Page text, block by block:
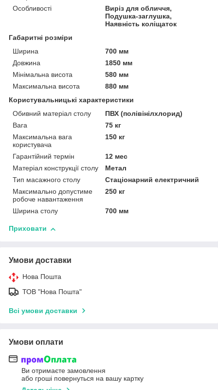
Особливості
Виріз для обличчя,
Подушка-заглушка,
Наявність коліщаток
Габаритні розміри
Ширина
700 мм
Довжина
1850 мм
Мінімальна висота
580 мм
Максимальна висота
880 мм
Користувальницькі характеристики
Обивний матеріал столу
ПВХ (полівінілхлорид)
Вага
75 кг
Максимальна вага
користувача
150 кг
Гарантійний термін
12 мес
Матеріал конструкції столу
Метал
Тип масажного столу
Стаціонарний електричний
Максимально допустиме
робоче навантаження
250 кг
Ширина столу 700 мм
Приховати
Умови доставки
Нова Пошта
ТОВ "Нова Пошта"
Всі умови доставки
Умови оплати
Ви отримаєте замовлення
або гроші повернуться на вашу картку